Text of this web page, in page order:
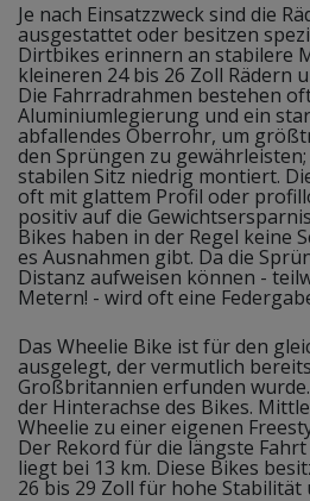
Je nach Einsatzzweck sind die
ausgestattet oder besitzen
Dirtbikes erinnern an stabilere
kleineren 24 bis 26 Zoll Rädern
Die Fahrradrahmen bestehen
Aluminiumlegierung und ein
abfallendes Oberrohr, um
den Sprüngen zu
stabilen Sitz niedrig montiert.
oft mit glattem Profil oder
positiv auf die
Bikes haben in der Regel keine
es Ausnahmen gibt. Da die
Distanz aufweisen können -
Metern! - wird oft eine
Das Wheelie Bike ist für den
ausgelegt, der vermutlich
Großbritannien erfunden
der Hinterachse des Bikes.
Wheelie zu einer eigenen
Der Rekord für die längste
liegt bei 13 km. Diese Bikes
26 bis 29 Zoll für hohe Stabilität